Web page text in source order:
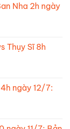
Nha 2h ngày
Thụy Sĩ 8h
ngày 12/7: